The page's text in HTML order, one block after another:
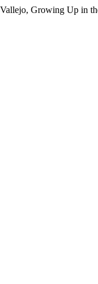
Growing Up in